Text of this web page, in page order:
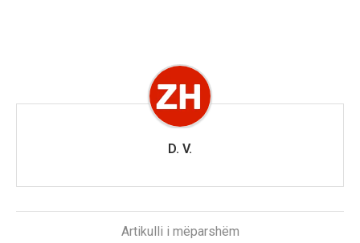
D. V.
Artikulli i mëparshëm